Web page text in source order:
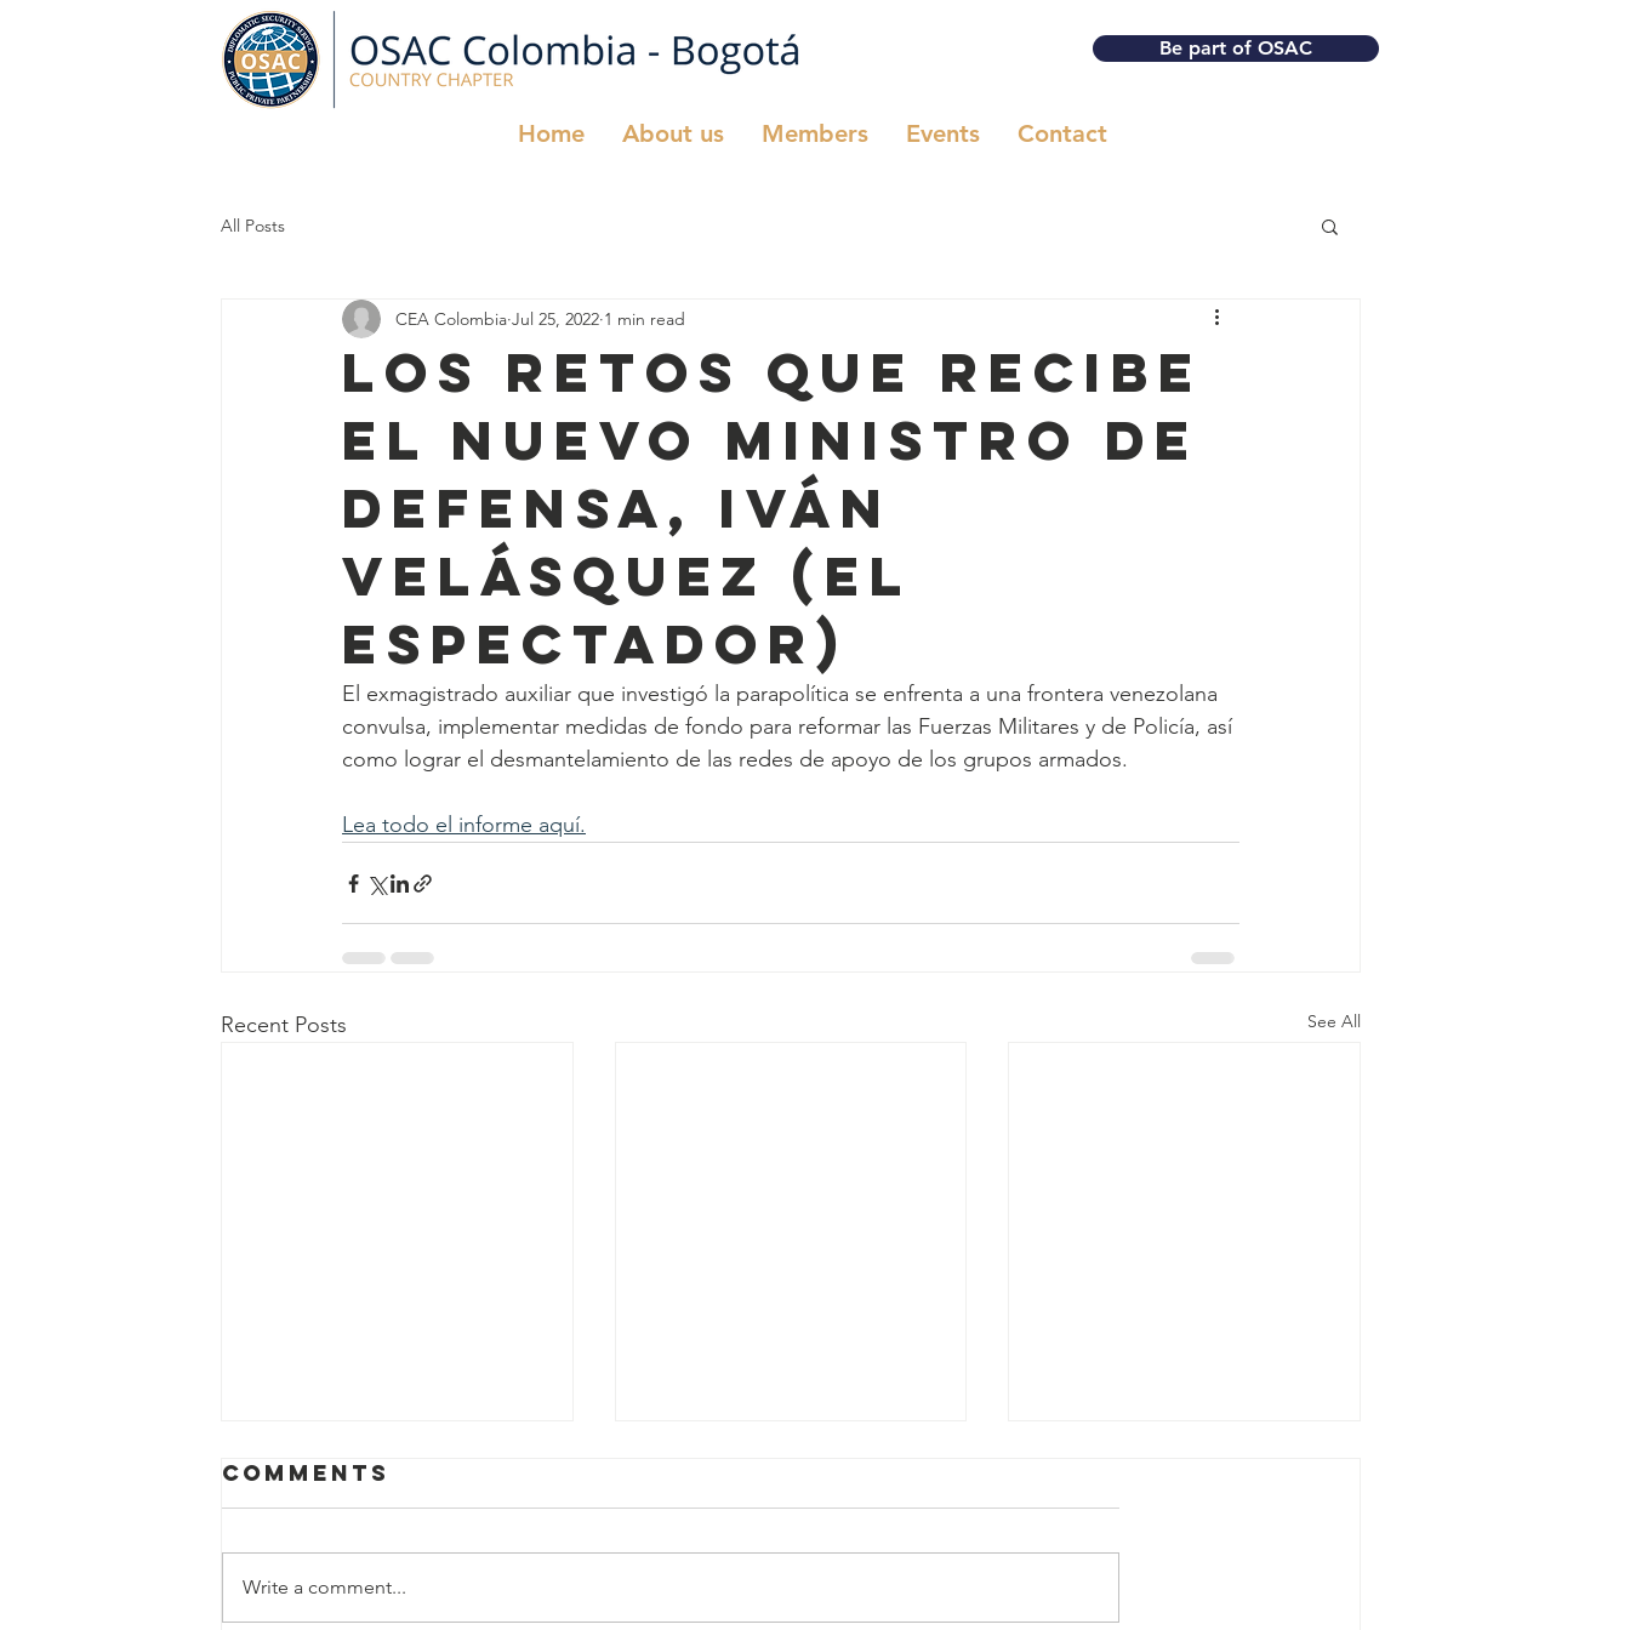
Be part of OSAC
Home About us Members Events Contact
All Posts
Los retos que recibe
el nuevo ministro de
Defensa, Iván
Velásquez (El
Espectador)
CEA Colombia Jul 25, 2022 1 min read
El exmagistrado auxiliar que investigó la parapolítica se enfrenta a una frontera venezolana
convulsa, implementar medidas de fondo para reformar las Fuerzas Militares y de Policía, así
como lograr el desmantelamiento de las redes de apoyo de los grupos armados.
Lea todo el informe aquí.
Recent Posts See All
Comments
Write a comment...